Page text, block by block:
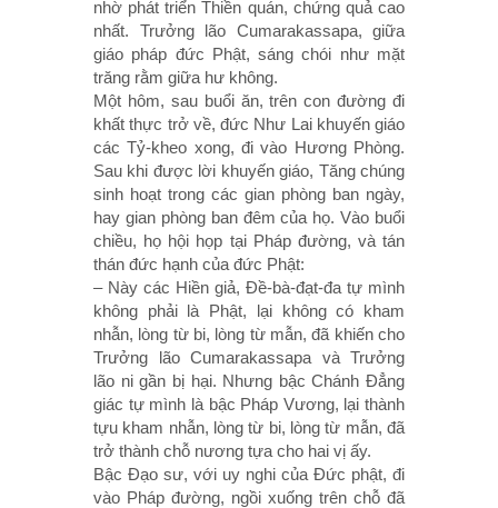
nhờ phát triển Thiền quán, chứng quả cao
nhất. Trưởng lão Cumarakassapa, giữa
giáo pháp đức Phật, sáng chói như mặt
trăng rằm giữa hư không.
Một hôm, sau buổi ăn, trên con đường đi
khất thực trở về, đức Như Lai khuyến giáo
các Tỷ-kheo xong, đi vào Hương Phòng.
Sau khi được lời khuyến giáo, Tăng chúng
sinh hoạt trong các gian phòng ban ngày,
hay gian phòng ban đêm của họ. Vào buổi
chiều, họ hội họp tại Pháp đường, và tán
thán đức hạnh của đức Phật:
– Này các Hiền giả, Ðề-bà-đạt-đa tự mình
không phải là Phật, lại không có kham
nhẫn, lòng từ bi, lòng từ mẫn, đã khiến cho
Trưởng lão Cumarakassapa và Trưởng
lão ni gần bị hại. Nhưng bậc Chánh Ðẳng
giác tự mình là bậc Pháp Vương, lại thành
tựu kham nhẫn, lòng từ bi, lòng từ mẫn, đã
trở thành chỗ nương tựa cho hai vị ấy.
Bậc Ðạo sư, với uy nghi của Ðức phật, đi
vào Pháp đường, ngồi xuống trên chỗ đã